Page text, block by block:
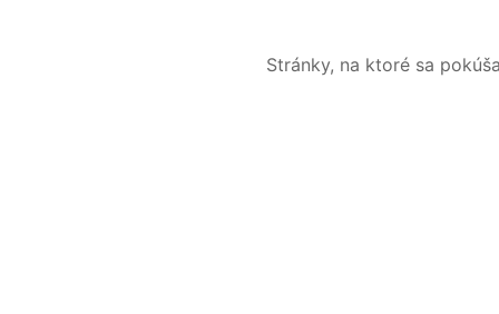
Stránky, na ktoré sa